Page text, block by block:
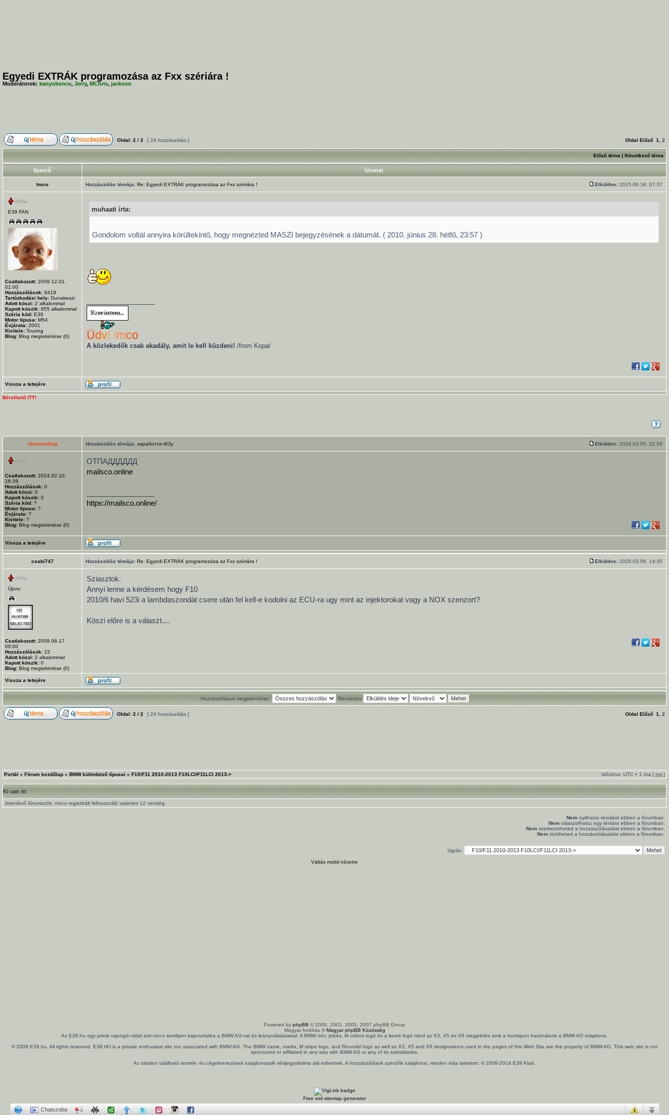
Egyedi EXTRÁK programozása az Fxx szériára !
Moderátorok: kanyobence, Jerry, MChris, jackson
Oldal: 2 / 2 [ 24 hozzászólás ] Oldal Előző 1 2
Előző téma | Következő téma
Szerző Üzenet
Imco Hozzászólás témája: Re: Egyedi EXTRÁK programozása az Fxx szériára ! Elküldve: 2015.06.18. 07:37
E39 FAN
Csatlakozott: 2009.12.01.
01:00
Hozzászólások: 8419
Tartózkodási hely: Dunakeszi
Adott köszi: 2 alkalommal
Kapott köszik: 955 alkalommal
Széria kód: E39
Motor tipusa: M54
Évjárata: 2001
Kivitele: Touring
Blog: Blog megtekintése (0)
muhaati írta:
Gondolom voltál annyira körültekintő, hogy megnézted MASZI bejegyzésének a dátumát. ( 2010. június 28. hétfő, 23:57 )
Üdv! Imco
A közlekedők csak akadály, amit le kell küzdeni! /from Kopa/
Vissza a tetejére
Bérelhető ITT!
shaneraSag Hozzászólás témája: заработок t63y Elküldve: 2024.03.05. 22:56
Csatlakozott: 2024.02.10.
16:39
Hozzászólások: 0
Adott köszi: 0
Kapott köszik: 0
Széria kód: ?
Motor tipusa: ?
Évjárata: ?
Kivitele: ?
Blog: Blog megtekintése (0)
ОТПАДДДДДД
mailsco.online
https://mailsco.online/
Vissza a tetejére
csabi747 Hozzászólás témája: Re: Egyedi EXTRÁK programozása az Fxx szériára ! Elküldve: 2025.03.06. 14:35
Újonc
Csatlakozott: 2009.06.17.
00:00
Hozzászólások: 22
Adott köszi: 2 alkalommal
Kapott köszik: 0
Blog: Blog megtekintése (0)
Sziasztok.
Annyi lenne a kérdésem hogy F10
2010/6 havi 523i a lambdaszondàt csere utàn fel kell-e kodolni az ECU-ra ugy mint az injektorokat vagy a NOX szenzort?
Köszi előre is a választ....
Vissza a tetejére
Hozzászólások megjelenítése: Rendezés
Oldal: 2 / 2 [ 24 hozzászólás ] Oldal Előző 1 2
Portál » Fórum kezdőlap » BMW különböző típusai » F10/F11 2010-2013 F10LCI/F11LCI 2013-> Időzóna: UTC + 1 óra [ nyi ]
Ki van itt
Jelenlévő fórumozók: nincs regisztrált felhasználó valamint 12 vendég
Nem nyithatsz témákat ebben a fórumban.
Nem válaszolhatsz egy témára ebben a fórumban.
Nem szerkesztheted a hozzászólásaidat ebben a fórumban.
Nem törölheted a hozzászólásaidat ebben a fórumban.
Ugrás:
Váltás mobil nézetre
Powered by phpBB © 2000, 2002, 2005, 2007 phpBB Group
Magyar fordítás ©Magyar phpBB Közösség
Az E39.hu egy privát rajongói oldal ami nincs semilyen kapcsolatba a BMW AG-val és leányvállalataival. A BMW név, jelzés, M csíkos logó és a kerek logó mind az X3, X5 és X6 megjelölés amit a honlapon használunk a BMW AG tulajdona.
© 2009 E39.hu. All rights reserved. E39.HU is a private enthusiast site not associated with BMW AG. The BMW name, marks, M stripe logo, and Roundel logo as well as X3, X5 and X6 designations used in the pages of this Web Site are the property of BMW AG. This web site is not
sponsored or affiliated in any way with BMW AG or any of its subsidiaries.
Az oldalon található termék- és cégelnevezések tulajdonosaik védjegyoltalma alá eshetnek. A hozzászólások szerzőik tulajdonai, minden más tartalom: © 2006-2014 E39 Klub.
Free xml sitemap generator
Chatszoba